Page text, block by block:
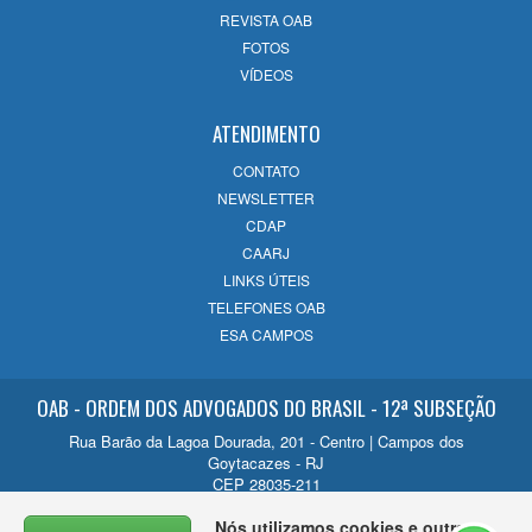
de História, evolução e compromisso com
o futuro
14/07/2026
REVISTA OAB
FOTOS
VÍDEOS
ATENDIMENTO
CONTATO
NEWSLETTER
CDAP
CAARJ
LINKS ÚTEIS
TELEFONES OAB
ESA CAMPOS
OAB - ORDEM DOS ADVOGADOS DO BRASIL - 12ª SUBSEÇÃO
Rua Barão da Lagoa Dourada, 201 - Centro | Campos dos
Goytacazes - RJ
CEP 28035-211
Nós utilizamos cookies e outras